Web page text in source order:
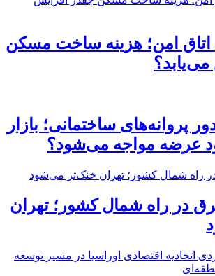
اتاق امن؛ هزینه ساخت مسکن
پروانه‌های ساختمانی؛ بازار
عرضه مواجه می‌شود؟
در راه شمال کشور؛ تهران